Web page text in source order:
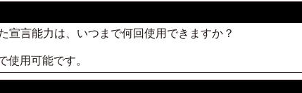
宣言能力は、いつまで何回使用できますか？
使用可能です。